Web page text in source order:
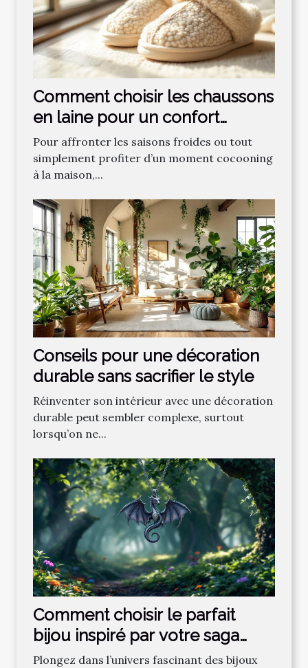
Comment choisir les chaussons
en laine pour un confort
optimal ?
Pour affronter les saisons froides ou tout
simplement profiter d’un moment cocooning
à la maison,...
Conseils pour une décoration
durable sans sacrifier le style
Réinventer son intérieur avec une décoration
durable peut sembler complexe, surtout
lorsqu’on ne...
Comment choisir le parfait
bijou inspiré par votre saga
fantastique préférée ?
Plongez dans l’univers fascinant des bijoux